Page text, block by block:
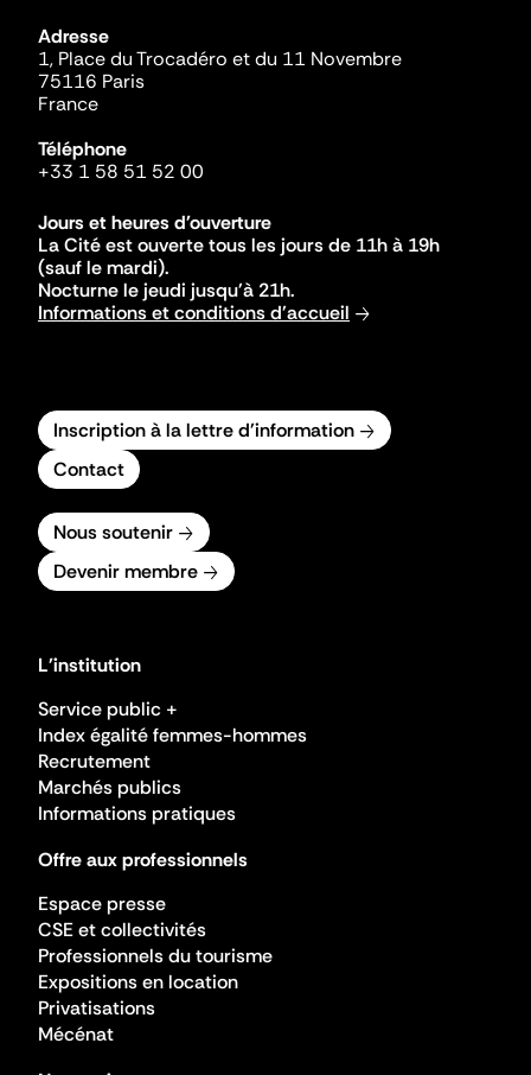
Adresse
1, Place du Trocadéro et du 11 Novembre
75116 Paris
France
Téléphone
+33 1 58 51 52 00
Jours et heures d'ouverture
La Cité est ouverte tous les jours de 11h à 19h
(sauf le mardi).
Nocturne le jeudi jusqu'à 21h.
Informations et conditions d'accueil
Inscription à la lettre d'information
Contact
Nous soutenir
Devenir membre
L'institution
Service public +
Index égalité femmes-hommes
Recrutement
Marchés publics
Informations pratiques
Offre aux professionnels
Espace presse
CSE et collectivités
Professionnels du tourisme
Expositions en location
Privatisations
Mécénat